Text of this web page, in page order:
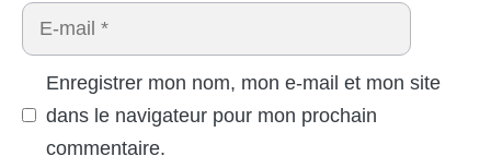
E-
mail
Enregistrer mon nom, mon e-mail et mon site
dans le navigateur pour mon prochain
commentaire.